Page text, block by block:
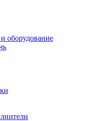
оборудование